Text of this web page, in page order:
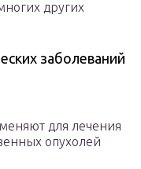
других
заболеваний
для лечения
опухолей